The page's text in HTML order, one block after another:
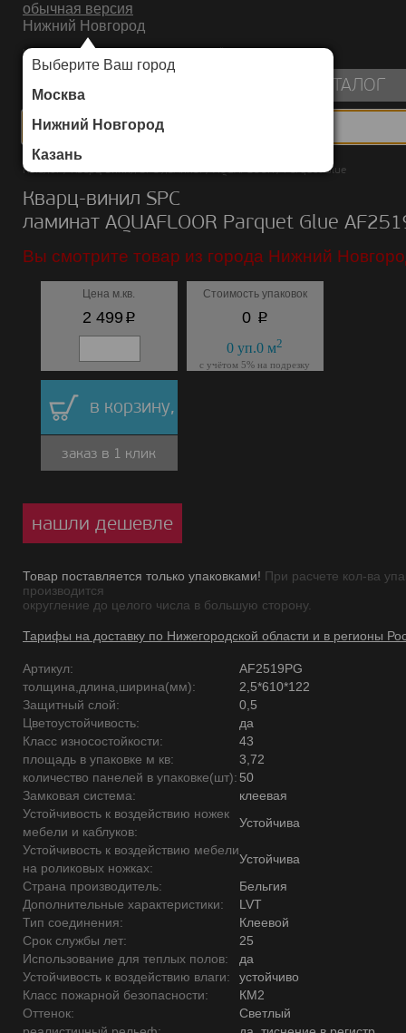
обычная версия
Нижний Новгород
Выберите Ваш город
Москва
Нижний Новгород
Казань
ИНТЕРНЕТ-МАГАЗИН НАПОЛЬНЫХ ПОКРЫТИЙ
КАТАЛОГ
Каталог/Кварц-винил SPC ламинат/AQUAFLOOR/Parquet Glue
Кварц-винил SPC
ламинат AQUAFLOOR Parquet Glue
Вы смотрите товар из города Нижний
Цена м.кв.
2 499 p
Стоимость упаковок
0 p
0 уп.0 м2
с учётом 5% на подрезку
в корзину,
заказ в 1 клик
нашли дешевле
Товар поставляется только упаковками! При расчете кол-ва
производится
округление до целого числа в большую сторону.
Тарифы на доставку по Нижегородской области и в регионы
Артикул:
AF2519PG
толщина,длина,ширина(мм):
2,5*610*122
Защитный слой:
0,5
Цветоустойчивость:
да
Класс износостойкости:
43
площадь в упаковке м кв:
3,72
количество панелей в упаковке(шт): 50
Замковая система:
клеевая
Устойчивость к воздействию ножек
мебели и каблуков:
Устойчива
Устойчивость к воздействию мебели
на роликовых ножках:
Устойчива
Страна производитель:
Бельгия
Дополнительные характеристики:
LVT
Тип соединения:
Клеевой
Срок службы лет:
25
Использование для теплых полов:
да
Устойчивость к воздействию влаги:
устойчиво
Класс пожарной безопасности:
КМ2
Оттенок:
Светлый